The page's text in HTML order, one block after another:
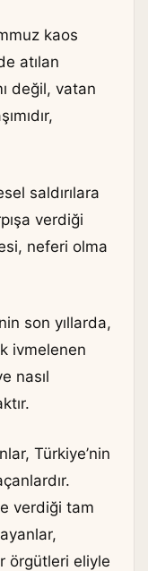
kaos
atılan
değil, vatan
saldırılara
verdiği
neferi olma
son yıllarda,
ivmelenen
nasıl
Türkiye’nin
verdiği tam
örgütleri eliyle